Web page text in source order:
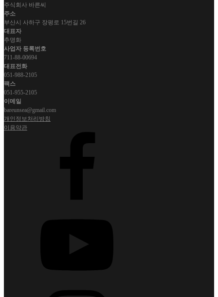
주식회사 바른씨
주소
부산시 사하구 장평로 15번길 26
대표자
추명화
사업자 등록번호
711-88-00694
대표전화
051-988-2105
팩스
051-955-2105
이메일
bareunsea@gmail.com
개인정보처리방침
이용약관